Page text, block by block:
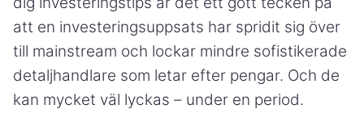
att en investeringsuppsats har spridit sig över
till mainstream och lockar mindre sofistikerade
detaljhandlare som letar efter pengar. Och de
kan mycket väl lyckas – under en period.